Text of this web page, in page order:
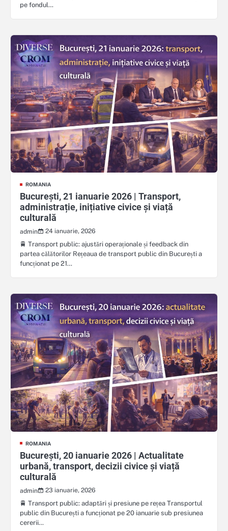
pe fondul…
ROMANIA
București, 21 ianuarie 2026 | Transport,
administrație, inițiative civice și viață
culturală
admin
24 ianuarie, 2026
🚆 Transport public: ajustări operaționale și feedback din
partea călătorilor Rețeaua de transport public din București a
funcționat pe 21…
ROMANIA
București, 20 ianuarie 2026 | Actualitate
urbană, transport, decizii civice și viață
culturală
admin
23 ianuarie, 2026
🚆 Transport public: adaptări și presiune pe rețea Transportul
public din București a funcționat pe 20 ianuarie sub presiunea
cererii…